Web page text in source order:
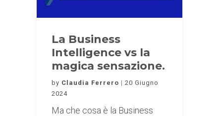
La Business
Intelligence vs la
magica sensazione.
by Claudia Ferrero
20 Giugno
2024
Ma che cosa è la Business